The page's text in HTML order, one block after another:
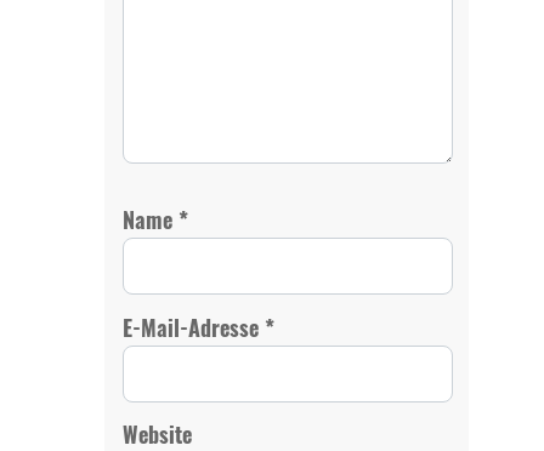
Name *
E-Mail-Adresse *
Website